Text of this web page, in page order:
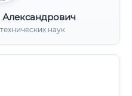
наук